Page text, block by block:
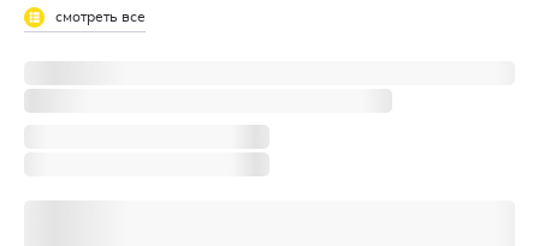
смотреть все